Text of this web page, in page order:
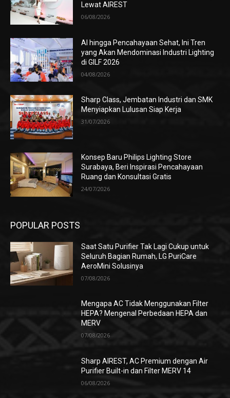
Lewat AIREST
06/08/2026
AI hingga Pencahayaan Sehat, Ini Tren
yang Akan Mendominasi Industri Lighting
di GILF 2026
04/08/2026
Sharp Class, Jembatan Industri dan SMK
Menyiapkan Lulusan Siap Kerja
31/07/2026
Konsep Baru Philips Lighting Store
Surabaya, Beri Inspirasi Pencahayaan
Ruang dan Konsultasi Gratis
24/07/2026
POPULAR POSTS
Saat Satu Purifier Tak Lagi Cukup untuk
Seluruh Bagian Rumah, LG PuriCare
AeroMini Solusinya
07/08/2026
Mengapa AC Tidak Menggunakan Filter
HEPA? Mengenal Perbedaan HEPA dan
MERV
07/08/2026
Sharp AIREST, AC Premium dengan Air
Purifier Built-in dan Filter MERV 14
06/08/2026